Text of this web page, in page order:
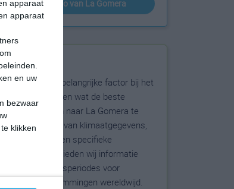
apparaat
apparaat
en uw
bezwaar
klikken
klimaatinfo van La Gomera
reistijd
weer is een belangrijke factor bij het
reizen. Wil je weten wat de beste
maanden zijn om naar La Gomera te
Op basis van klimaatgegevens,
weersextremen en specifieke
weerinformatie bieden wij informatie
over de beste reisperiodes voor
duizenden bestemmingen wereldwijd.